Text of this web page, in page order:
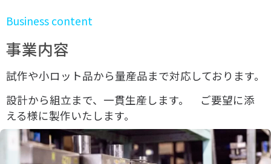
Business content
事業内容
試作や小ロット品から量産品まで対応しております。
設計から組立まで、一貫生産します。 ご要望に添
える様に製作いたします。